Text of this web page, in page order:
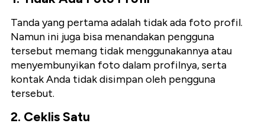
Tanda yang pertama adalah tidak ada foto profil.
Namun ini juga bisa menandakan pengguna
tersebut memang tidak menggunakannya atau
menyembunyikan foto dalam profilnya, serta
kontak Anda tidak disimpan oleh pengguna
tersebut.
2. Ceklis Satu